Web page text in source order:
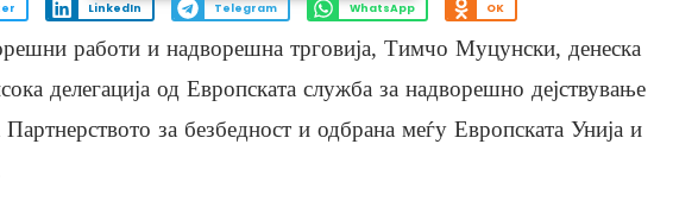
LinkedIn Telegram WhatsApp OK
работи и надворешна трговија, Тимчо Муцунски, денеска
делегација од Европската служба за надворешно дејствување
за безбедност и одбрана меѓу Европската Унија и